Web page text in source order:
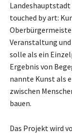
touched by art:
Veranstaltung
solle als ein
Ergebnis von
nannte Kunst als
zwischen
bauen.
Das Projekt wird